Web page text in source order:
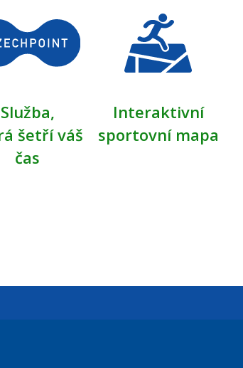
Služba,
šetří váš
čas
Interaktivní
sportovní mapa